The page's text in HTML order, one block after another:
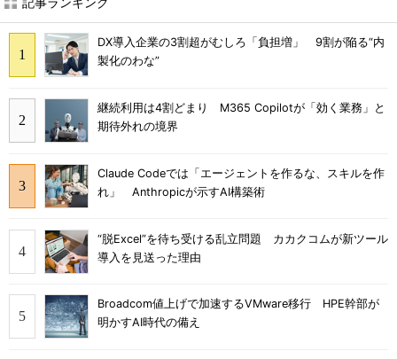
DX導入企業の3割超がむしろ「負担増」 9割が陥る“内
製化のわな”
継続利用は4割どまり M365 Copilotが「効く業務」と
期待外れの境界
Claude Codeでは「エージェントを作るな、スキルを作
れ」 Anthropicが示すAI構築術
“脱Excel”を待ち受ける乱立問題 カカクコムが新ツール
導入を見送った理由
Broadcom値上げで加速するVMware移行 HPE幹部が
明かすAI時代の備え